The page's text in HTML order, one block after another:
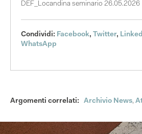
DEF_Locandina seminario 26.05.2026
Condividi: Facebook, Twitter,
WhatsApp
Argomenti correlati: Archivio News,